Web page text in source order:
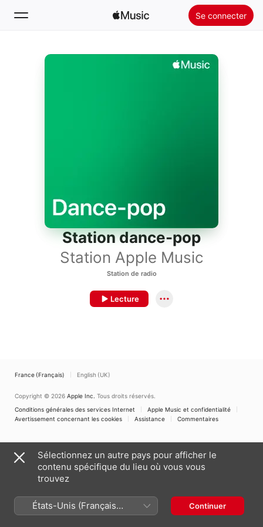
Se connecter
Rechercher
Station dance-pop
Station Apple Music
Station de radio
Lecture
France (Français) English (UK)
Copyright © 2026 Apple Inc. Tous droits réservés.
Conditions générales des services Internet
Apple Music et confidentialité
Avertissement concernant les cookies
Assistance Commentaires
Sélectionnez un autre pays pour afficher le
contenu spécifique du lieu où vous vous
trouvez
États-Unis (Français
France)
Continuer